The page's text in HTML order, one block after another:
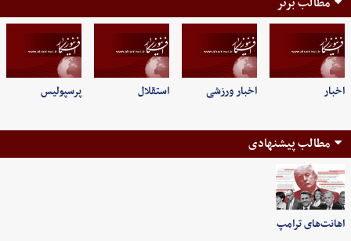
اخبار اخبار ورزشی استقلال پرسپولیس
مطالب پیشنهادی
اهانت‌های ترامپ